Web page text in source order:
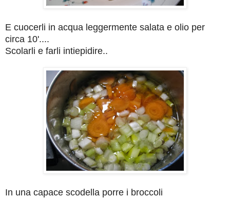
E cuocerli in acqua leggermente salata e olio per
circa 10'....
Scolarli e farli intiepidire..
In una capace scodella porre i broccoli